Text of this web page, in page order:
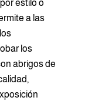
estilo o
a las
los
abrigos de